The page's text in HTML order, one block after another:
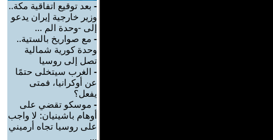
- بعد توقيع اتفاقية مكة..
وزير خارجية إيران يدعو
إلى -وحدة الم ...
- مع صواريخ بالستية..
وحدة كورية شمالية
تصل إلى روسيا
- الغرب سيتخلى حتمًا
عن أوكرانيا، فمتى
يفعل؟
- موسكو تقضي على
أوهام باشينيان: لا واجب
على روسيا تجاه أرميني
...